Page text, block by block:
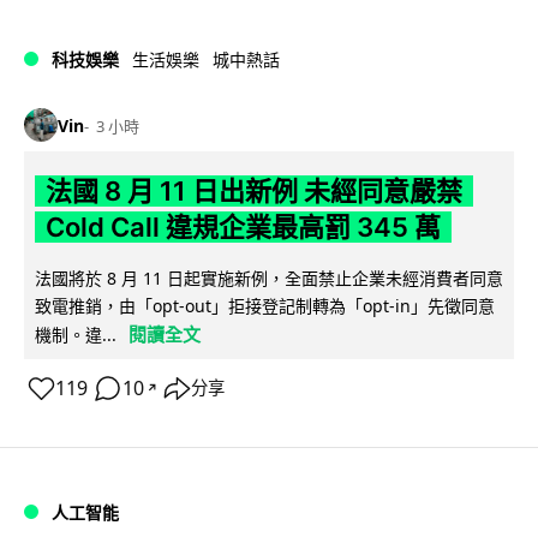
科技娛樂 生活娛樂 城中熱話
Vin 3 小時
法國 8 月 11 日出新例 未經同意嚴禁
Cold Call 違規企業最高罰 345 萬
法國將於 8 月 11 日起實施新例，全面禁止企業未經消費者同意
致電推銷，由「opt-out」拒接登記制轉為「opt-in」先徵同意
機制。違...
閱讀全文
119 10 ↗ 分享
人工智能